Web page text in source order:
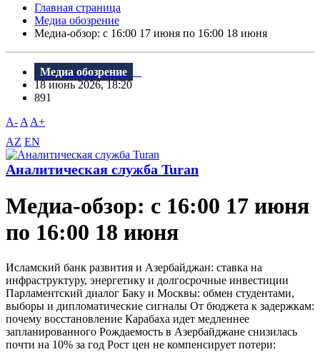
Главная страница
Медиа обозрение
Медиа-обзор: c 16:00 17 июня по 16:00 18 июня
Медиа обозрение
18 июнь 2026, 18:20
891
A- A A+
AZ EN
Аналитическая служба Turan
Медиа-обзор: c 16:00 17 июня
по 16:00 18 июня
Исламский банк развития и Азербайджан: ставка на
инфраструктуру, энергетику и долгосрочные инвестиции
Парламентский диалог Баку и Москвы: обмен студентами,
выборы и дипломатические сигналы От бюджета к задержкам:
почему восстановление Карабаха идет медленнее
запланированного Рождаемость в Азербайджане снизилась
почти на 10% за год Рост цен не компенсирует потери: